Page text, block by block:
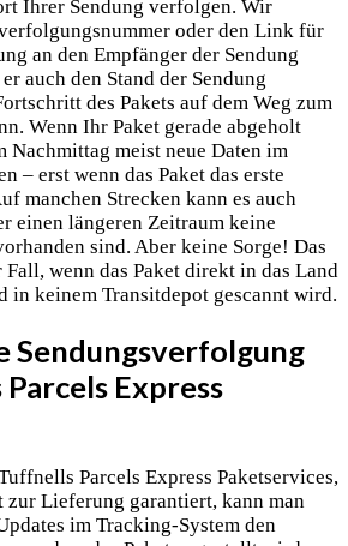
Ihrer Sendung verfolgen. Wir
oder den Link für
an den Empfänger der Sendung
auch den Stand der Sendung
des Pakets auf dem Weg zum
Wenn Ihr Paket gerade abgeholt
Nachmittag meist neue Daten im
– erst wenn das Paket das erste
manchen Strecken kann es auch
einen längeren Zeitraum keine
sind. Aber keine Sorge! Das
wenn das Paket direkt in das Land
in keinem Transitdepot gescannt wird.
Sendungsverfolgung
Express
Parcels Express Paketservices,
zur Lieferung garantiert, kann man
im Tracking-System den